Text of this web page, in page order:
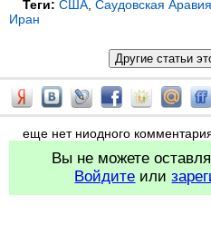
Теги: США Саудовская Аравия
Иран
еще нет ниодного
Вы не можете
Войдите или